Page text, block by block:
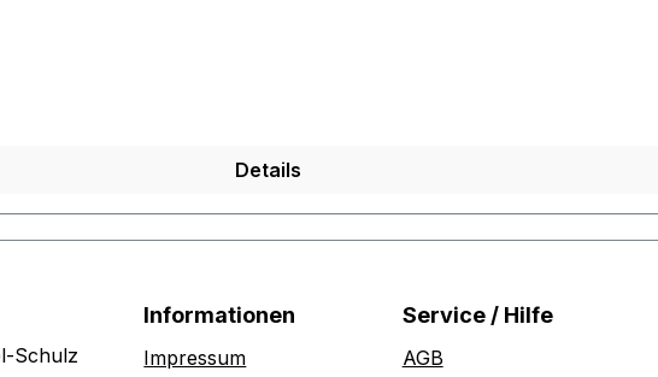
Details
Schulz
Informationen
Impressum
Service / Hilfe
AGB